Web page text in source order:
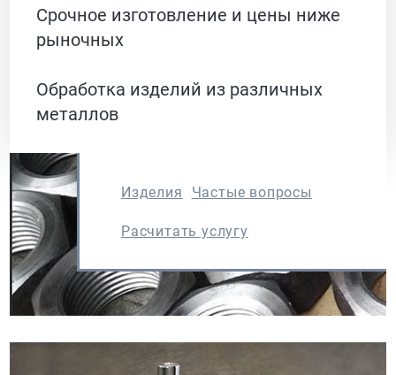
Срочное изготовление и цены ниже
рыночных
Обработка изделий из различных
металлов
Изделия Частые вопросы
Расчитать услугу